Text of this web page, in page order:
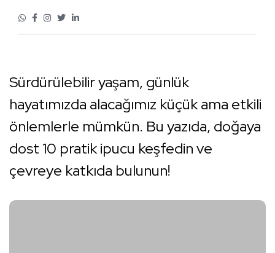
Sürdürülebilir yaşam, günlük
hayatımızda alacağımız küçük ama etkili
önlemlerle mümkün. Bu yazıda, doğaya
dost 10 pratik ipucu keşfedin ve
çevreye katkıda bulunun!